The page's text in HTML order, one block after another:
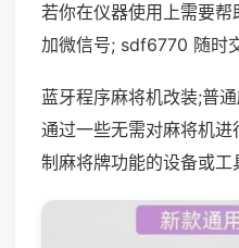
若你在仪器使用上需要
加微信号; sdf6770 随时
蓝牙程序麻将机改装;普
通过一些无需对麻将机
制麻将牌功能的设备或工